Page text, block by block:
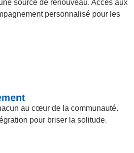
source de renouveau. Accès aux
personnalisé pour les
au cœur de la communauté.
pour briser la solitude.